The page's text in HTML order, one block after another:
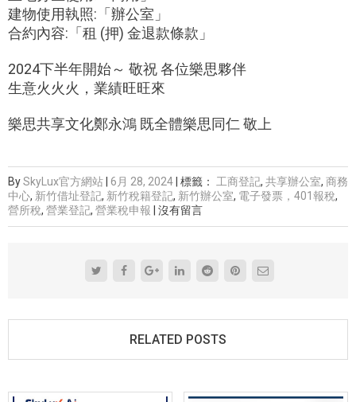
建物使用執照:「辦公室」
合約內容:「租 (押) 金退款條款」
2024下半年開始～ 敬祝 各位樂思夥伴
生意火火火，業績旺旺來
樂思共享文化鄭永鴻 既全體樂思同仁 敬上
BySkyLux官方網站 6月 28, 2024 標籤： 工商登記, 共享辦公室, 商務
中心, 新竹借址登記, 新竹稅籍登記, 新竹辦公室, 電子發票，401報稅,
營所稅, 營業登記, 營業稅申報 沒有留言
RELATED POSTS